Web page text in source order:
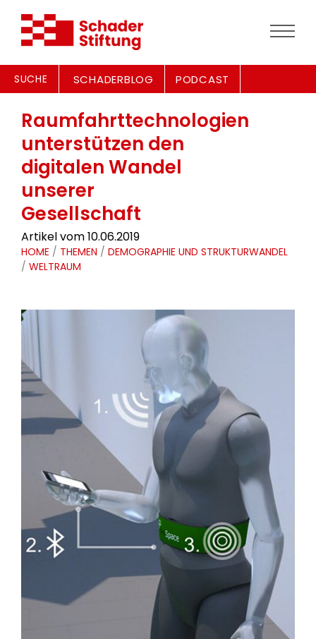
SUCHE SCHADERBLOG PODCAST
Raumfahrttechnologien
unterstützen den
digitalen Wandel
unserer
Gesellschaft
Artikel vom 10.06.2019
HOME / THEMEN / DEMOGRAPHIE UND STRUKTURWANDEL
/ WELTRAUM